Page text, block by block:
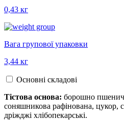
0,43 кг
Вага групової упаковки
3,44 кг
Основні складові
Тістова основа: борошно
соняшникова рафінована, цукор,
дріжджі хлібопекарські.